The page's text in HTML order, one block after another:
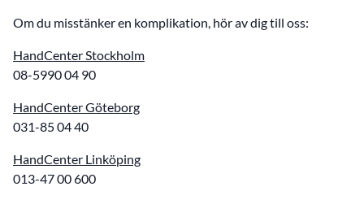
Om du misstänker en komplikation, hör av dig till oss:
HandCenter Stockholm
08-5990 04 90
HandCenter Göteborg
031-85 04 40
HandCenter Linköping
013-47 00 600